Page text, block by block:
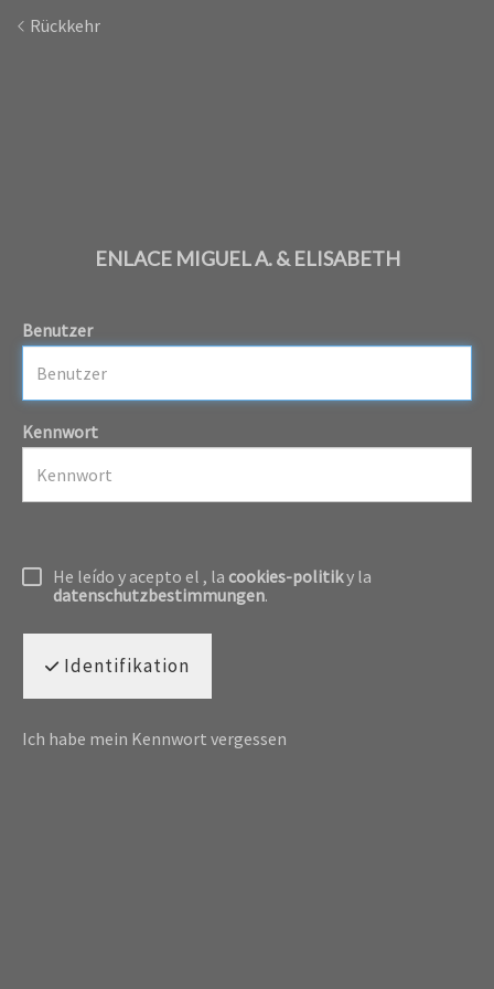
Rückkehr
ENLACE MIGUEL A. & ELISABETH
Benutzer
Kennwort
He leído y acepto el , la cookies-politiky la
datenschutzbestimmungen.
Identifikation
Ich habe mein Kennwort vergessen